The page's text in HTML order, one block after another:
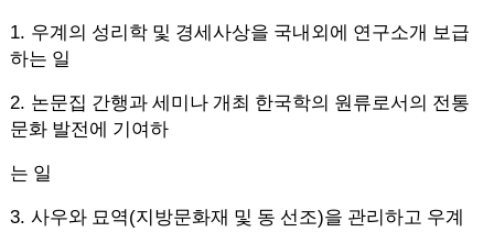
1. 우계의 성리학 및 경세사상을 국내외에 연구소개 보급
하는 일
2. 논문집 간행과 세미나 개최 한국학의 원류로서의 전통
문화 발전에 기여하
는 일
3. 사우와 묘역(지방문화재 및 동 선조)을 관리하고 우계